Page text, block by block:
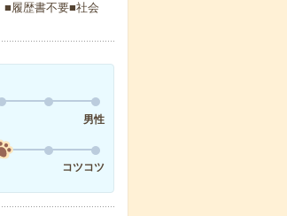
■履歴書不要■社会
男性
コツコツ